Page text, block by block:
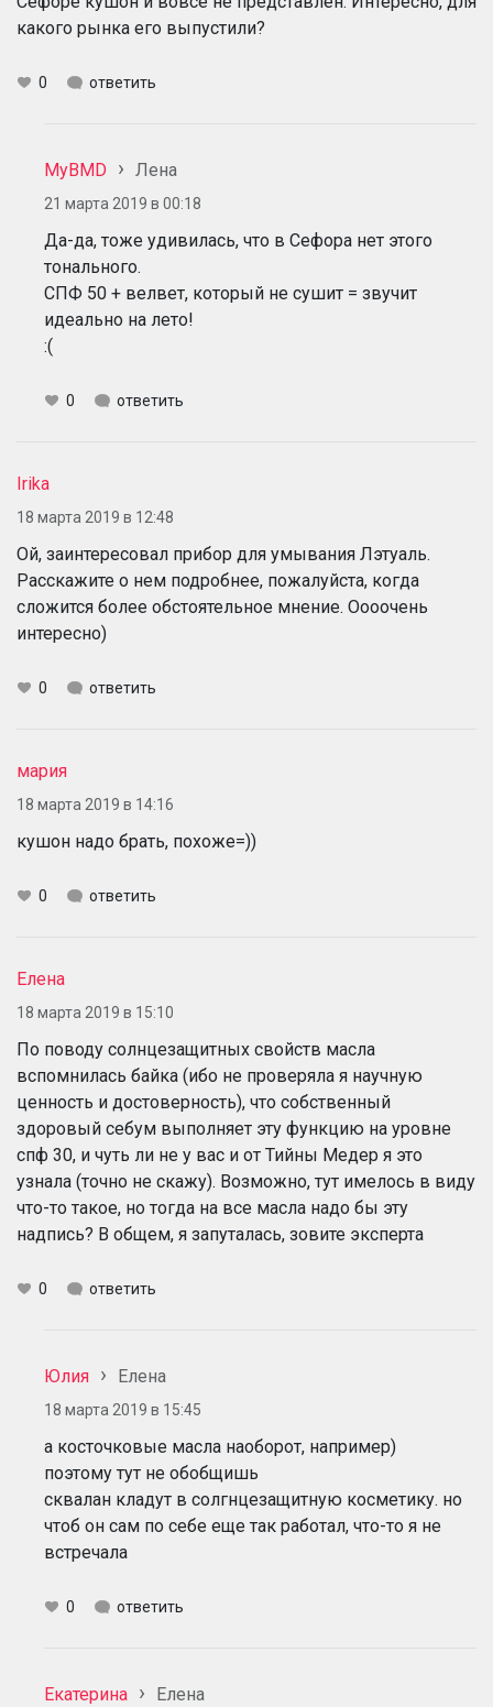
какого рынка его выпустили?
0 ответить
MyBMD Лена
21 марта 2019 в 00:18
Да-да, тоже удивилась, что в Сефора нет этого
тонального.
СПФ 50 + велвет, который не сушит = звучит
идеально на лето!
:(
0 ответить
Irika
18 марта 2019 в 12:48
Ой, заинтересовал прибор для умывания Лэтуаль.
Расскажите о нем подробнее, пожалуйста, когда
сложится более обстоятельное мнение. Оооочень
интересно)
0 ответить
мария
18 марта 2019 в 14:16
кушон надо брать, похоже=))
0 ответить
Елена
18 марта 2019 в 15:10
По поводу солнцезащитных свойств масла
вспомнилась байка (ибо не проверяла я научную
ценность и достоверность), что собственный
здоровый себум выполняет эту функцию на уровне
спф 30, и чуть ли не у вас и от Тийны Медер я это
узнала (точно не скажу). Возможно, тут имелось в виду
что-то такое, но тогда на все масла надо бы эту
надпись? В общем, я запуталась, зовите эксперта
0 ответить
Юлия Елена
18 марта 2019 в 15:45
а косточковые масла наоборот, например)
поэтому тут не обобщишь
сквалан кладут в солгнцезащитную косметику. но
чтоб он сам по себе еще так работал, что-то я не
встречала
0 ответить
Екатерина Елена